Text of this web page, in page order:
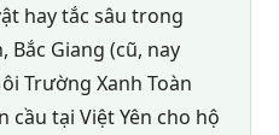
hay tắc sâu trong
Bắc Giang (cũ, nay
Trường Xanh Toàn
tại Việt Yên cho hộ